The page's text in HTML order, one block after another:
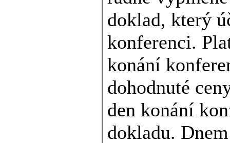
doklad, který
konferenci.
konání
dohodnuté
den konání
dokladu.